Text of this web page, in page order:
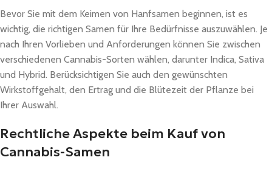
Bevor Sie mit dem Keimen von Hanfsamen beginnen, ist es
wichtig, die richtigen Samen für Ihre Bedürfnisse auszuwählen. Je
nach Ihren Vorlieben und Anforderungen können Sie zwischen
verschiedenen Cannabis-Sorten wählen, darunter Indica, Sativa
und Hybrid. Berücksichtigen Sie auch den gewünschten
Wirkstoffgehalt, den Ertrag und die Blütezeit der Pflanze bei
Ihrer Auswahl.
Rechtliche Aspekte beim Kauf von
Cannabis-Samen